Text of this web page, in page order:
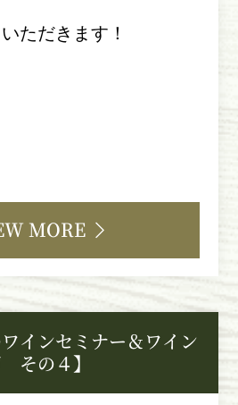
ただきます！
MORE
ワインセミナー＆ワイン
の４】